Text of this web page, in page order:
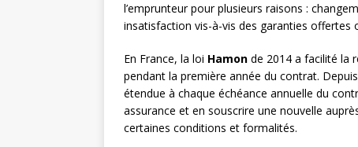
l’emprunteur pour plusieurs raisons :
insatisfaction vis-à-vis des garanties offertes
En France, la loi Hamon de 2014 a facilité la
pendant la première année du contrat.
étendue à chaque échéance annuelle du
assurance et en souscrire une nouvelle
certaines conditions et formalités.